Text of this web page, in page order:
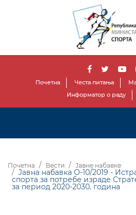
Почетна Честа питања
Информатор о раду
Почетна Вести Јавне набавке
Jавнa набавкa О-10/2019 -
спорта за потребе израде
за период 2020-2030. година